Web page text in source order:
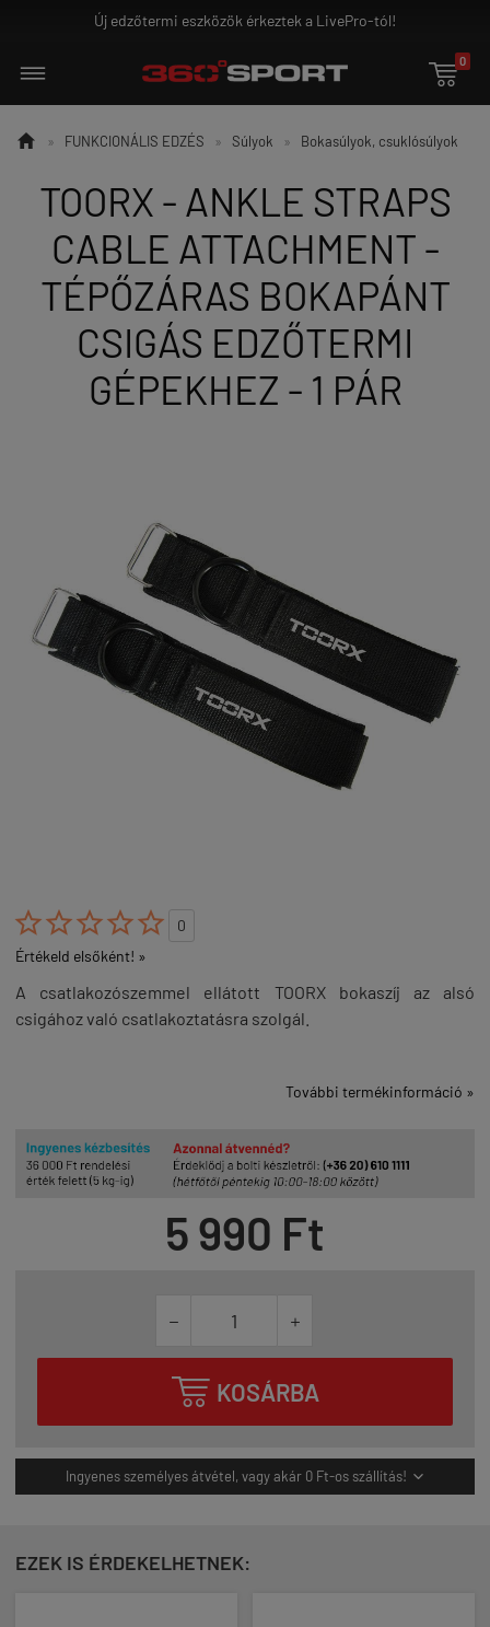
eszközök érkeztek a LivePro-tól!

0
 » FUNKCIONÁLIS EDZÉS » Súlyok » Bokasúlyok, csuklósúlyok
TOORX - ANKLE STRAPS
CABLE ATTACHMENT -
TÉPŐZÁRAS BOKAPÁNT
CSIGÁS EDZŐTERMI
GÉPEKHEZ - 1 PÁR

0
Értékeld elsőként! »
A csatlakozószemmel ellátott TOORX bokaszíj az alsó
csigához való csatlakoztatásra szolgál.
További termékinformáció »
5 990 Ft
 
 KOSÁRBA
Ingyenes személyes átvétel, vagy akár 0 Ft-os szállítás! 
EZEK IS ÉRDEKELHETNEK: